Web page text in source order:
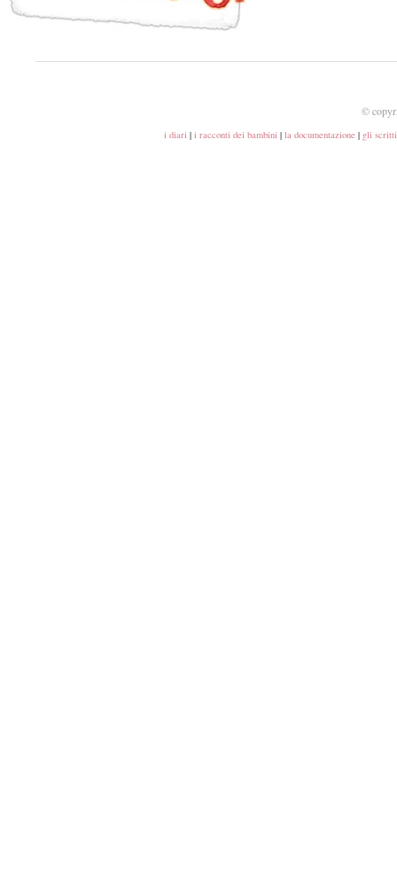
©
i diari | i racconti dei bambini | la documentazione | gli